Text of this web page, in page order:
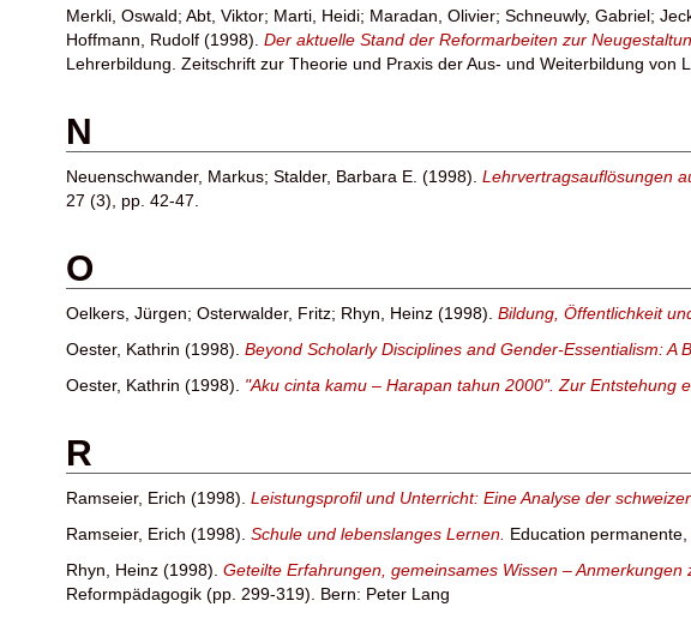
Merkli, Oswald; Abt, Viktor; Marti, Heidi; Maradan, Olivier; Schneuwly, Gabriel;
Hoffmann, Rudolf (1998). Der aktuelle Stand der Reformarbeiten zur
Lehrerbildung. Zeitschrift zur Theorie und Praxis der Aus- und Weiterbildung von
N
Neuenschwander, Markus; Stalder, Barbara E. (1998). Lehrvertragsauflösungen
27 (3), pp. 42-47.
O
Oelkers, Jürgen; Osterwalder, Fritz; Rhyn, Heinz (1998). Bildung, Öffentlichkeit
Oester, Kathrin (1998). Beyond Scholarly Disciplines and Gender-Essentialism: A
Oester, Kathrin (1998). "Aku cinta kamu – Harapan tahun 2000". Zur Entstehung
R
Ramseier, Erich (1998). Leistungsprofil und Unterricht: Eine Analyse der
Ramseier, Erich (1998). Schule und lebenslanges Lernen. Education
Rhyn, Heinz (1998). Geteilte Erfahrungen, gemeinsames Wissen –
Reformpädagogik (pp. 299-319). Bern: Peter Lang